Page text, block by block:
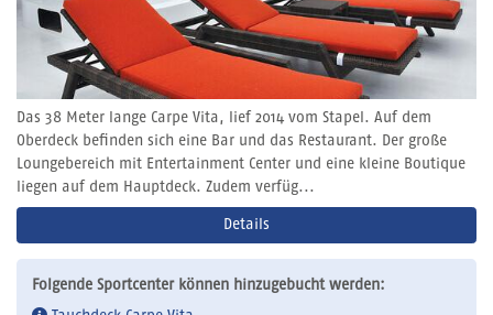
Das 38 Meter lange Carpe Vita, lief 2014 vom Stapel. Auf dem
Oberdeck befinden sich eine Bar und das Restaurant. Der große
Loungebereich mit Entertainment Center und eine kleine Boutique
liegen auf dem Hauptdeck. Zudem verfüg...
Details
Folgende Sportcenter können hinzugebucht werden: